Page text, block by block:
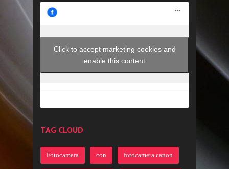
Click to accept marketing cookies and
enable this content
TAG CLOUD
Fotocamera con fotocamera canon